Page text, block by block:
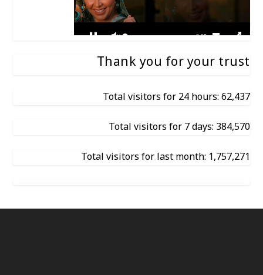
Thank you for your trust
Total visitors for 24 hours: 62,437
Total visitors for 7 days: 384,570
Total visitors for last month: 1,757,271